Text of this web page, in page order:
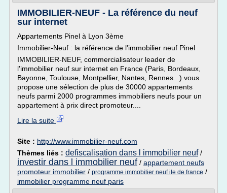
IMMOBILIER-NEUF - La référence du neuf
sur internet
Appartements Pinel à Lyon 3ème
Immobilier-Neuf : la référence de l'immobilier neuf Pinel
IMMOBILIER-NEUF, commercialisateur leader de
l'immobilier neuf sur internet en France (Paris, Bordeaux,
Bayonne, Toulouse, Montpellier, Nantes, Rennes...) vous
propose une sélection de plus de 30000 appartements
neufs parmi 2000 programmes immobiliers neufs pour un
appartement à prix direct promoteur....
Lire la suite
Site : http://www.immobilier-neuf.com
Thèmes liés : defiscalisation dans l immobilier neuf/
investir dans l immobilier neuf / appartement neufs
promoteur immobilier / programme immobilier neuf ile de france /
immobilier programme neuf paris